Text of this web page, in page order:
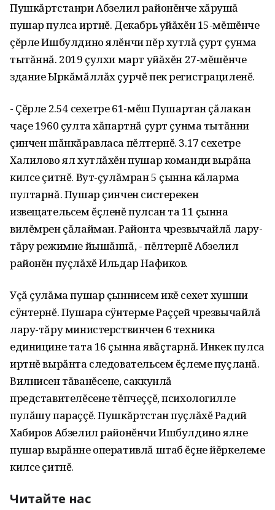
Пушкăртстанри Абзелил районĕнче хăрушă
пушар пулса иртнĕ. Декабрь уйăхĕн 15-мĕшĕнче
çĕрле Ишбулдино ялĕнчи пĕр хутлă çурт çунма
тытăннă. 2019 çулхи март уйăхĕн 27-мĕшĕнче
здание Ыркăмăллăх çурчĕ пек регистрациленĕ.
- Çĕрле 2.54 сехетре 61-мĕш Пушартан çăлакан
чаçе 1960 çулта хăпартнă çурт çунма тытăнни
çинчен шăнкăравласа пĕлтернĕ. 3.17 сехетре
Халилово ял хутлăхĕн пушар команди вырăна
килсе çитнĕ. Вут-çулăмран 5 çынна кăларма
пултарнă. Пушар çинчен систерекен
извещательсем ĕçленĕ пулсан та 11 çынна
вилĕмрен çăлайман. Районта чрезвычайлă лару-
тăру режимне йышăннă, - пĕлтернĕ Абзелил
районĕн пуçлăхĕ Ильдар Нафиков.
Уçă çулăма пушар çыннисем икĕ сехет хушши
сÿнтернĕ. Пушара сÿнтерме Раççей чрезвычайлă
лару-тăру министерствинчен 6 техника
единицине тата 16 çынна явăçтарнă. Инкек пулса
иртнĕ вырăнта следовательсем ĕçлеме пуçланă.
Вилнисен тăванĕсене, саккунлă
представителĕсене тĕпчеççĕ, психологилле
пулăшу параççĕ. Пушкăртстан пуçлăхĕ Радий
Хабиров Абзелил районĕнчи Ишбулдино ялне
пушар вырăнне оперативлă штаб ĕçне йĕркелеме
килсе çитнĕ.
Читайте нас